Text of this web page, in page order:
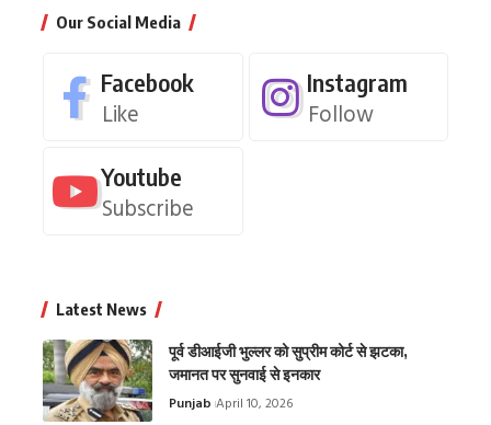
Our Social Media
Facebook
Like
Instagram
Follow
Youtube
Subscribe
Latest News
पूर्व डीआईजी भुल्लर को सुप्रीम कोर्ट से झटका,
जमानत पर सुनवाई से इनकार
Punjab April 10, 2026